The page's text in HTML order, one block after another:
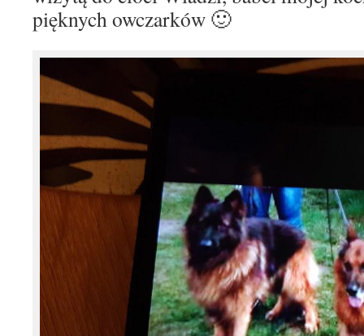
pięknych owczarków 🙂